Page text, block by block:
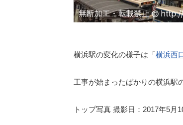
横浜駅の変化の様子は「横浜西
工事が始まったばかりの横浜駅
トップ写真 撮影日：2017年5月